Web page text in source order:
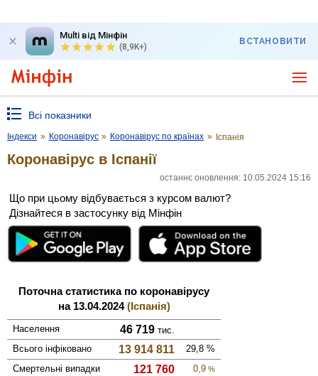
Multi від Мінфін
(8,9K+)
ВСТАНОВИТИ
Всі показники
Індекси » Коронавірус » Коронавірус по країнах » Іспанія
Коронавірус в Іспанії
останнє оновлення: 10.05.2024 15:16
Що при цьому відбувається з курсом валют?
Дізнайтеся в застосунку від Мінфін
Поточна статистика по коронавірусу
на 13.04.2024(Іспанія)
Населення 46 719 тис.
Всього інфі­ковано
13 914 811 29,8 %
Смер­тельні випадки
121 760 0,9 %